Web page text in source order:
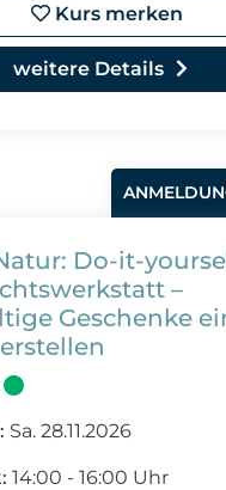
Kurs merken
weitere Details
Do-it-
–
Geschenke
Sa. 28.11.2026
14:00 - 16:00 Uhr